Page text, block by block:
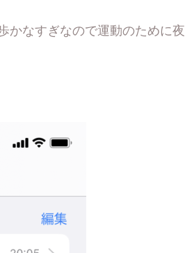
かなすぎなので運動のために夜